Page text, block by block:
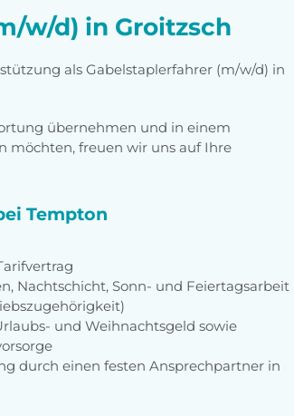
w/d) in Groitzsch
als Gabelstaplerfahrer (m/w/d) in
übernehmen und in einem
möchten, freuen wir uns auf Ihre
Tempton
Nachtschicht, Sonn- und Feiertagsarbeit
und Weihnachtsgeld sowie
durch einen festen Ansprechpartner in